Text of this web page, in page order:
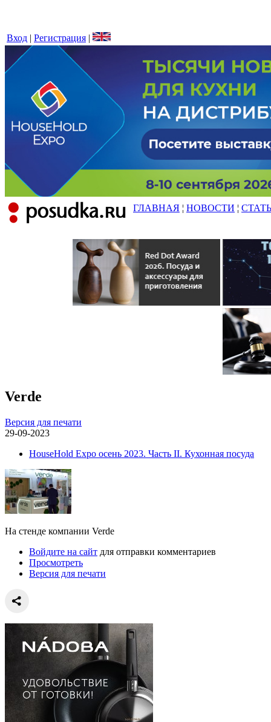
Вход | Регистрация |
ГЛАВНАЯ ¦ НОВОСТИ ¦
Verde
Версия для печати
29-09-2023
HouseHold Expo осень 2023. Часть II. Кухонная посуда
На стенде компании Verde
Войдите на сайт для отправки комментариев
Просмотреть
Версия для печати